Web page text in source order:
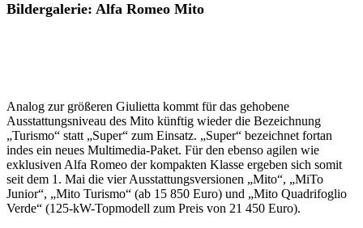
Bildergalerie: Alfa Romeo Mito
Analog zur größeren Giulietta kommt für das gehobene
Ausstattungsniveau des Mito künftig wieder die Bezeichnung
„Turismo“ statt „Super“ zum Einsatz. „Super“ bezeichnet fortan
indes ein neues Multimedia-Paket. Für den ebenso agilen wie
exklusiven Alfa Romeo der kompakten Klasse ergeben sich somit
seit dem 1. Mai die vier Ausstattungsversionen „Mito“, „MiTo
Junior“, „Mito Turismo“ (ab 15 850 Euro) und „Mito Quadrifoglio
Verde“ (125-kW-Topmodell zum Preis von 21 450 Euro).